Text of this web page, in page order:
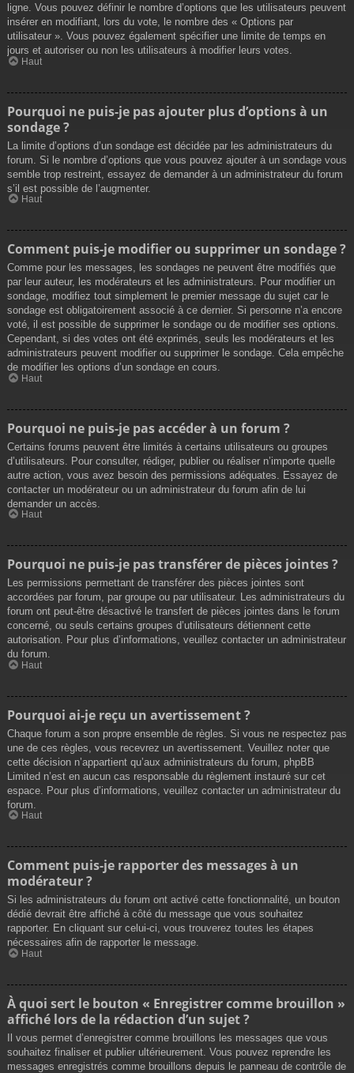
ligne. Vous pouvez définir le nombre d’options que les utilisateurs peuvent
insérer en modifiant, lors du vote, le nombre des « Options par
utilisateur ». Vous pouvez également spécifier une limite de temps en
jours et autoriser ou non les utilisateurs à modifier leurs votes.
Haut
Pourquoi ne puis-je pas ajouter plus d’options à un
sondage ?
La limite d’options d’un sondage est décidée par les administrateurs du
forum. Si le nombre d’options que vous pouvez ajouter à un sondage vous
semble trop restreint, essayez de demander à un administrateur du forum
s’il est possible de l’augmenter.
Haut
Comment puis-je modifier ou supprimer un sondage ?
Comme pour les messages, les sondages ne peuvent être modifiés que
par leur auteur, les modérateurs et les administrateurs. Pour modifier un
sondage, modifiez tout simplement le premier message du sujet car le
sondage est obligatoirement associé à ce dernier. Si personne n’a encore
voté, il est possible de supprimer le sondage ou de modifier ses options.
Cependant, si des votes ont été exprimés, seuls les modérateurs et les
administrateurs peuvent modifier ou supprimer le sondage. Cela empêche
de modifier les options d’un sondage en cours.
Haut
Pourquoi ne puis-je pas accéder à un forum ?
Certains forums peuvent être limités à certains utilisateurs ou groupes
d’utilisateurs. Pour consulter, rédiger, publier ou réaliser n’importe quelle
autre action, vous avez besoin des permissions adéquates. Essayez de
contacter un modérateur ou un administrateur du forum afin de lui
demander un accès.
Haut
Pourquoi ne puis-je pas transférer de pièces jointes ?
Les permissions permettant de transférer des pièces jointes sont
accordées par forum, par groupe ou par utilisateur. Les administrateurs du
forum ont peut-être désactivé le transfert de pièces jointes dans le forum
concerné, ou seuls certains groupes d’utilisateurs détiennent cette
autorisation. Pour plus d’informations, veuillez contacter un administrateur
du forum.
Haut
Pourquoi ai-je reçu un avertissement ?
Chaque forum a son propre ensemble de règles. Si vous ne respectez pas
une de ces règles, vous recevrez un avertissement. Veuillez noter que
cette décision n’appartient qu’aux administrateurs du forum, phpBB
Limited n’est en aucun cas responsable du règlement instauré sur cet
espace. Pour plus d’informations, veuillez contacter un administrateur du
forum.
Haut
Comment puis-je rapporter des messages à un
modérateur ?
Si les administrateurs du forum ont activé cette fonctionnalité, un bouton
dédié devrait être affiché à côté du message que vous souhaitez
rapporter. En cliquant sur celui-ci, vous trouverez toutes les étapes
nécessaires afin de rapporter le message.
Haut
À quoi sert le bouton « Enregistrer comme brouillon »
affiché lors de la rédaction d’un sujet ?
Il vous permet d’enregistrer comme brouillons les messages que vous
souhaitez finaliser et publier ultérieurement. Vous pouvez reprendre les
messages enregistrés comme brouillons depuis le panneau de contrôle de